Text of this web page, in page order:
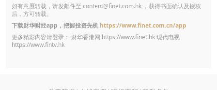
如有意愿转载，请发邮件至 content@finet.com.hk ，获得书面确认及授权
后，方可转载。
下载财华财经app，把握投资先机 https://www.finet.com.cn/app
更多精彩内容请登录： 财华香港网 https://www.finet.hk现代电视
https://www.fintv.hk